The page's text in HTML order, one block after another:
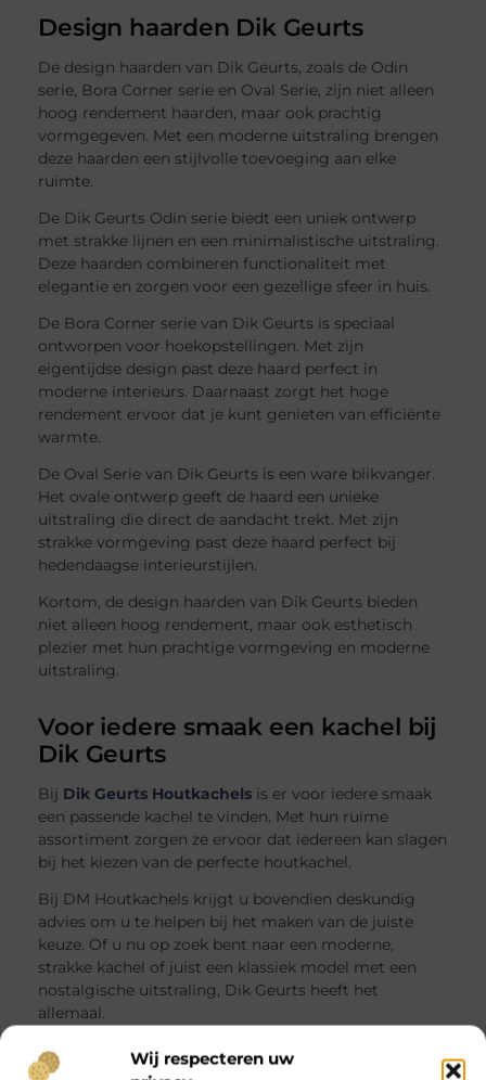
Wij respecteren uw
Design haarden Dik Geurts
De design haarden van Dik Geurts, zoals de Odin
serie, Bora Corner serie en Oval Serie, zijn niet alleen
hoog rendement haarden, maar ook prachtig
vormgegeven. Met een moderne uitstraling brengen
deze haarden een stijlvolle toevoeging aan elke
ruimte.
De Dik Geurts Odin serie biedt een uniek ontwerp
met strakke lijnen en een minimalistische uitstraling.
Deze haarden combineren functionaliteit met
elegantie en zorgen voor een gezellige sfeer in huis.
De Bora Corner serie van Dik Geurts is speciaal
ontworpen voor hoekopstellingen. Met zijn
eigentijdse design past deze haard perfect in
moderne interieurs. Daarnaast zorgt het hoge
rendement ervoor dat je kunt genieten van efficiënte
warmte.
De Oval Serie van Dik Geurts is een ware blikvanger.
Het ovale ontwerp geeft de haard een unieke
uitstraling die direct de aandacht trekt. Met zijn
strakke vormgeving past deze haard perfect bij
hedendaagse interieurstijlen.
Kortom, de design haarden van Dik Geurts bieden
niet alleen hoog rendement, maar ook esthetisch
plezier met hun prachtige vormgeving en moderne
uitstraling.
Voor iedere smaak een kachel bij
Dik Geurts
Bij Dik Geurts Houtkachels is er voor iedere smaak
een passende kachel te vinden. Met hun ruime
assortiment zorgen ze ervoor dat iedereen kan slagen
bij het kiezen van de perfecte houtkachel.
Bij DM Houtkachels krijgt u bovendien deskundig
advies om u te helpen bij het maken van de juiste
keuze. Of u nu op zoek bent naar een moderne,
strakke kachel of juist een klassiek model met een
nostalgische uitstraling, Dik Geurts heeft het
allemaal.
Wacht dus niet langer en ontdek het diverse aanbod
aan kachels bij Dik Geurts. Laat u adviseren door de